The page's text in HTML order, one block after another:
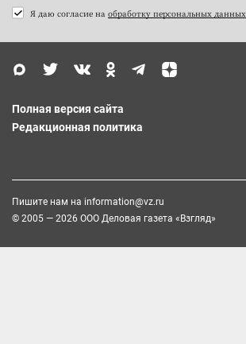
Я даю согласие на обработку персональных данных
Полная версия сайта
Редакционная политика
Пишите нам на information@vz.ru
© 2005 — 2026 ООО Деловая газета «Взгляд»